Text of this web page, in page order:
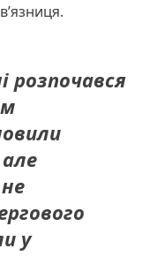
розпочався
у